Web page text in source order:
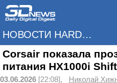
НОВОСТИ HARDWARE
Corsair показала
питания HX1000i
03.06.2026 [22:08], Николай